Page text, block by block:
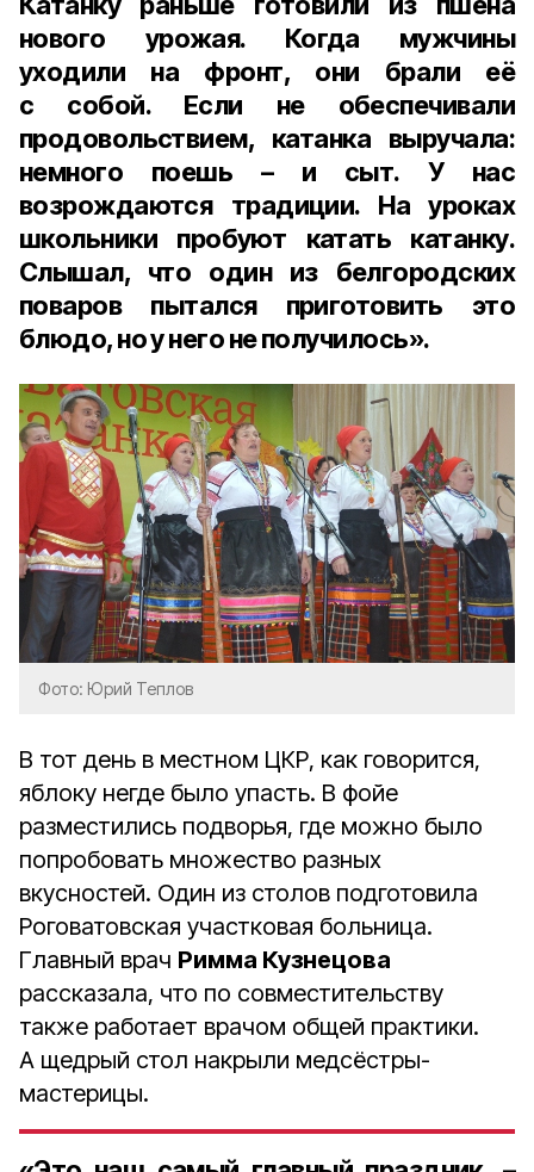
нового урожая. Когда мужчины
уходили на фронт, они брали её
с собой. Если не обеспечивали
продовольствием, катанка выручала:
немного поешь – и сыт. У нас
возрождаются традиции. На уроках
школьники пробуют катать катанку.
Слышал, что один из белгородских
поваров пытался приготовить это
блюдо, но у него не получилось».
Фото: Юрий Теплов
В тот день в местном ЦКР, как говорится,
яблоку негде было упасть. В фойе
разместились подворья, где можно было
попробовать множество разных
вкусностей. Один из столов подготовила
Роговатовская участковая больница.
Главный врач Римма Кузнецова
рассказала, что по совместительству
также работает врачом общей практики.
А щедрый стол накрыли медсёстры-
мастерицы.